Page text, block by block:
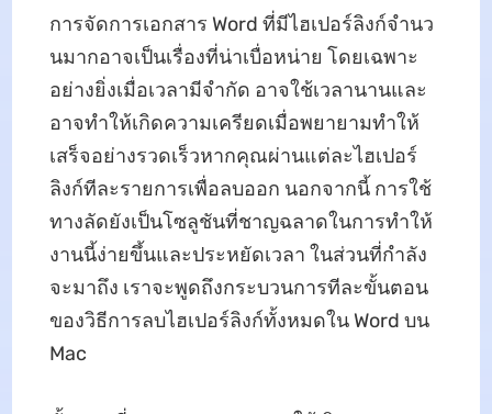
การจัดการเอกสาร Word ที่มีไฮเปอร์ลิงก์จํานว
นมากอาจเป็นเรื่องที่น่าเบื่อหน่าย โดยเฉพาะ
อย่างยิ่งเมื่อเวลามีจํากัด อาจใช้เวลานานและ
อาจทําให้เกิดความเครียดเมื่อพยายามทําให้
เสร็จอย่างรวดเร็วหากคุณผ่านแต่ละไฮเปอร์
ลิงก์ทีละรายการเพื่อลบออก นอกจากนี้ การใช้
ทางลัดยังเป็นโซลูชันที่ชาญฉลาดในการทําให้
งานนี้ง่ายขึ้นและประหยัดเวลา ในส่วนที่กําลัง
จะมาถึง เราจะพูดถึงกระบวนการทีละขั้นตอน
ของวิธีการลบไฮเปอร์ลิงก์ทั้งหมดใน Word บน
Mac